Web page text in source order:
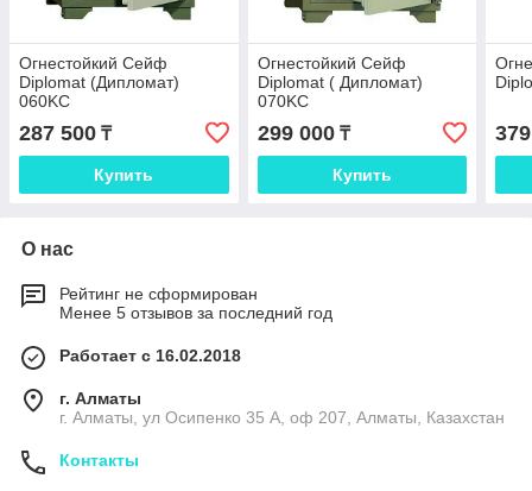
Огнестойкий Сейф
Diplomat (Дипломат)
060KC
287 500 ₸
Купить
Огнестойкий Сейф
Diplomat ( Дипломат)
070KC
299 000₸
Купить
О нас
Рейтинг не сформирован
Менее 5 отзывов за последний год
Работает с 16.02.2018
г. Алматы
г. Алматы, ул Осипенко 35 А, оф 207, Алматы, Казахстан
Контакты